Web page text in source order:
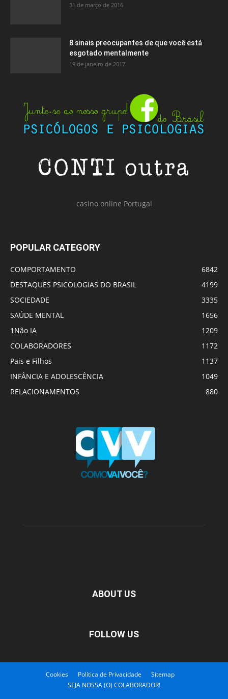
31 de março de 2016
8 sinais preocupantes de que você está
esgotado mentalmente
19 de janeiro de 2017
casino online Portugal
POPULAR CATEGORY
COMPORTAMENTO
6842
DESTAQUES PSICOLOGIAS DO BRASIL
4199
SOCIEDADE
3335
SAÚDE MENTAL
1656
1Não IA
1209
COLABORADORES
1172
Pais e Filhos
1137
INFÂNCIA E ADOLESCÊNCIA
1049
RELACIONAMENTOS
880
ABOUT US
FOLLOW US
Cookies Política de Privacidade
Sitemap
SEJA NOSSA (O) COLABORADOR!